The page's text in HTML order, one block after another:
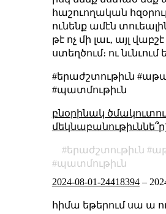
հաշուողական
ունենք ամէն
թէ ոչ մի լաւ, այլ
ստեղծում։ ու նւնւում
#երաժշտութիւն
#պատմութիւն
բնօրինակ
երաժշտութիւն
պատմութիւն
2024-08-01-24418394–
հիմա եթերում սա ա